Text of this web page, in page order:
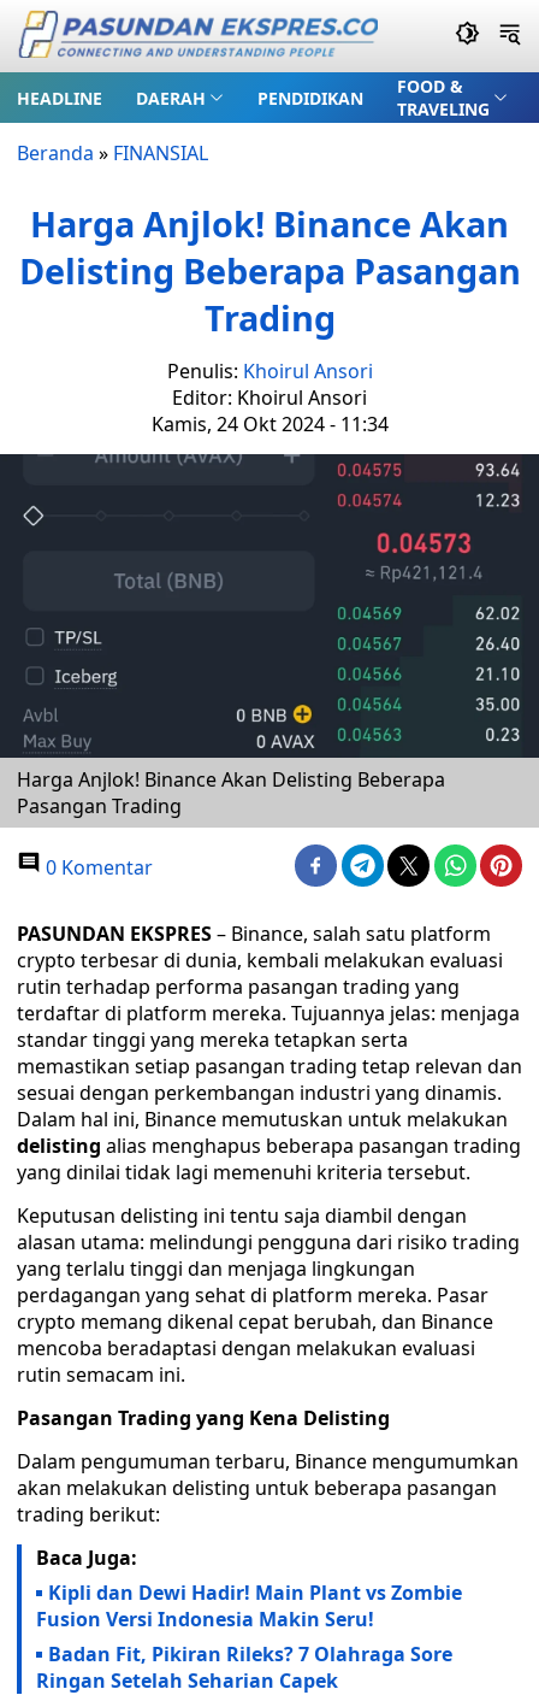
HEADLINE DAERAH PENDIDIKAN
FOOD &
TRAVELING
Beranda » FINANSIAL
Harga Anjlok! Binance Akan
Delisting Beberapa Pasangan
Trading
Penulis: Khoirul Ansori
Editor: Khoirul Ansori
Kamis, 24 Okt 2024 - 11:34
Harga Anjlok! Binance Akan Delisting Beberapa
Pasangan Trading
0 Komentar
PASUNDAN EKSPRES– Binance, salah satu platform
crypto terbesar di dunia, kembali melakukan evaluasi
rutin terhadap performa pasangan trading yang
terdaftar di platform mereka. Tujuannya jelas: menjaga
standar tinggi yang mereka tetapkan serta
memastikan setiap pasangan trading tetap relevan dan
sesuai dengan perkembangan industri yang dinamis.
Dalam hal ini, Binance memutuskan untuk melakukan
delisting alias menghapus beberapa pasangan trading
yang dinilai tidak lagi memenuhi kriteria tersebut.
Keputusan delisting ini tentu saja diambil dengan
alasan utama: melindungi pengguna dari risiko trading
yang terlalu tinggi dan menjaga lingkungan
perdagangan yang sehat di platform mereka. Pasar
crypto memang dikenal cepat berubah, dan Binance
mencoba beradaptasi dengan melakukan evaluasi
rutin semacam ini.
Pasangan Trading yang Kena Delisting
Dalam pengumuman terbaru, Binance mengumumkan
akan melakukan delisting untuk beberapa pasangan
trading berikut:
Baca Juga:
Kipli dan Dewi Hadir! Main Plant vs Zombie
Fusion Versi Indonesia Makin Seru!
Badan Fit, Pikiran Rileks? 7 Olahraga Sore
Ringan Setelah Seharian Capek